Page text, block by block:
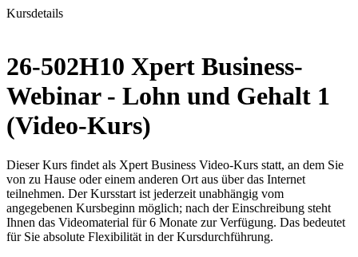
Kursdetails
26-502H10 Xpert Business-
Webinar - Lohn und Gehalt 1
(Video-Kurs)
Dieser Kurs findet als Xpert Business Video-Kurs statt, an dem Sie
von zu Hause oder einem anderen Ort aus über das Internet
teilnehmen. Der Kursstart ist jederzeit unabhängig vom
angegebenen Kursbeginn möglich; nach der Einschreibung steht
Ihnen das Videomaterial für 6 Monate zur Verfügung. Das bedeutet
für Sie absolute Flexibilität in der Kursdurchführung.